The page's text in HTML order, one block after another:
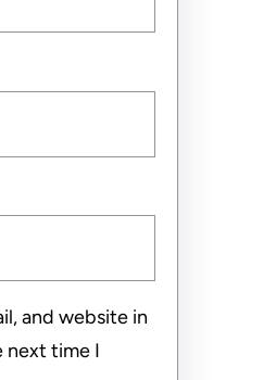
and website in
next time I